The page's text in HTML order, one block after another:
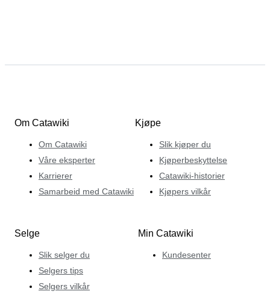
Om Catawiki
Om Catawiki
Våre eksperter
Karrierer
Samarbeid med Catawiki
Kjøpe
Slik kjøper du
Kjøperbeskyttelse
Catawiki-historier
Kjøpers vilkår
Selge
Slik selger du
Selgers tips
Selgers vilkår
Min Catawiki
Kundesenter